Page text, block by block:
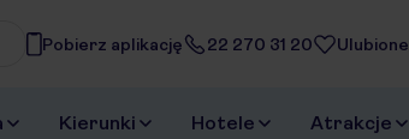
Pobierz aplikację 22 270 31 20 Ulubione
Kierunki Hotele Atrakcje